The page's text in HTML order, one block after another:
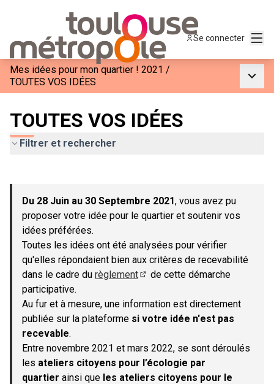
Se connecter
Mes idées pour mon quartier ! 2021 /
TOUTES VOS IDÉES
TOUTES VOS IDÉES
Filtrer et rechercher
−
Du 28 Juin au 30 Septembre 2021, vous avez pu
proposer votre idée pour le quartier et soutenir vos
idées préférées.
Toutes les idées ont été analysées pour vérifier
qu'elles répondaient bien aux critères de recevabilité
dans le cadre du règlement
de cette démarche
participative.
Au fur et à mesure, une information est directement
publiée sur la plateforme si votre idée n'est pas
recevable.
Entre novembre 2021 et mars 2022, se sont déroulés
les ateliers citoyens pour l’écologie par
quartier ainsi que les ateliers citoyens pour le